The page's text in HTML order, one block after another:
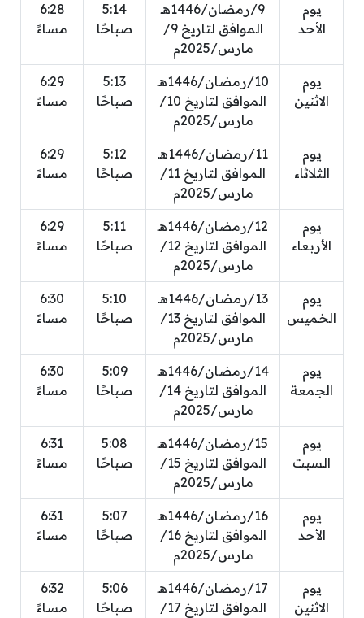
يوم
الأحد
9/رمضان/1446هـ
الموافق لتاريخ 9/
مارس/2025م
5:14
صباحًا
6:28
مساءً
يوم
الاثنين
10/رمضان/1446هـ
الموافق لتاريخ 10/
مارس/2025م
5:13
صباحًا
6:29
مساءً
يوم
الثلاثاء
11/رمضان/1446هـ
الموافق لتاريخ 11/
مارس/2025م
5:12
صباحًا
6:29
مساءً
يوم
الأربعاء
12/رمضان/1446هـ
الموافق لتاريخ 12/
مارس/2025م
5:11
صباحًا
6:29
مساءً
يوم
الخميس
13/رمضان/1446هـ
الموافق لتاريخ 13/
مارس/2025م
5:10
صباحًا
6:30
مساءً
يوم
الجمعة
14/رمضان/1446هـ
الموافق لتاريخ 14/
مارس/2025م
5:09
صباحًا
6:30
مساءً
يوم
السبت
15/رمضان/1446هـ
الموافق لتاريخ 15/
مارس/2025م
5:08
صباحًا
6:31
مساءً
يوم
الأحد
16/رمضان/1446هـ
الموافق لتاريخ 16/
مارس/2025م
5:07
صباحًا
6:31
مساءً
يوم
الاثنين
17/رمضان/1446هـ
الموافق لتاريخ 17/
5:06
صباحًا
6:32
مساءً